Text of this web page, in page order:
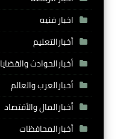
اخبار فنيه
أخبارالتعليم
أخبارالحوادث والقضايا
أخبارالعرب والعالم
أخبارالمال والأقتصاد
أخبارالمحافظات